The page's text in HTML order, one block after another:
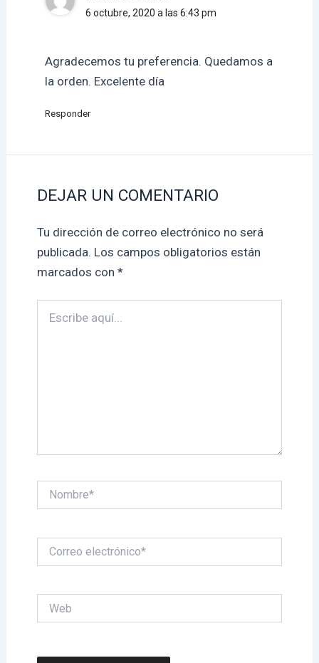
6 octubre, 2020 a las 6:43 pm
Agradecemos tu preferencia. Quedamos a
la orden. Excelente día
Responder
DEJAR UN COMENTARIO
Tu dirección de correo electrónico no será
publicada. Los campos obligatorios están
marcados con *
aquí...
electrónico*